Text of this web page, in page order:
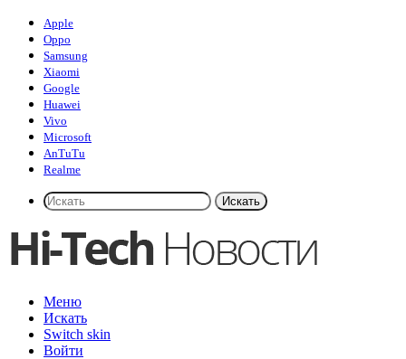
Apple
Oppo
Samsung
Xiaomi
Google
Huawei
Vivo
Microsoft
AnTuTu
Realme
Искать
Меню
Искать
Switch skin
Войти